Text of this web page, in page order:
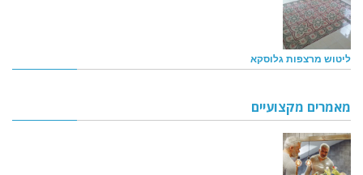
ליטוש מרצפות גלוסקא
מאמרים מקצועיים